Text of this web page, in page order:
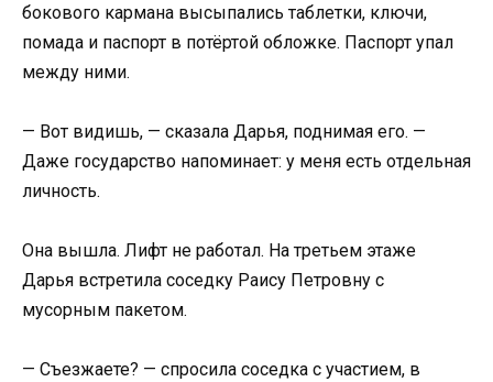
бокового кармана высыпались таблетки, ключи,
помада и паспорт в потёртой обложке. Паспорт упал
между ними.
— Вот видишь, — сказала Дарья, поднимая его. —
Даже государство напоминает: у меня есть отдельная
личность.
Она вышла. Лифт не работал. На третьем этаже
Дарья встретила соседку Раису Петровну с
мусорным пакетом.
— Съезжаете? — спросила соседка с участием, в